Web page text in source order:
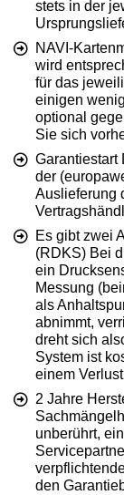
stets in der
NAVI-
wird
für das
einigen
optional
Sie sich
Garantiestart
der
Auslieferung
Es gibt zwei
(RDKS) Bei
ein
Messung
als
abnimmt,
dreht sich
System ist
einem
2 Jahre
unberührt,
den